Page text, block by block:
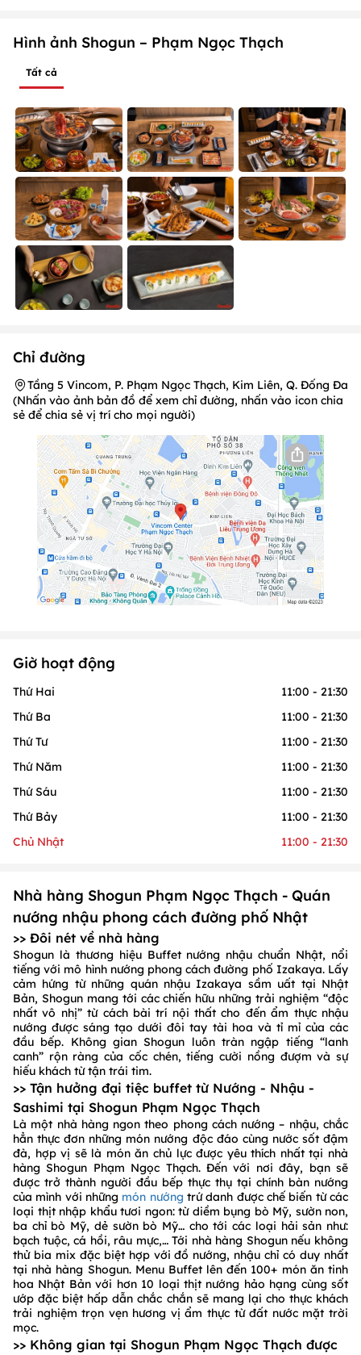
Hình ảnh Shogun – Phạm Ngọc Thạch
Tất cả
Chỉ đường
Tầng 5 Vincom, P. Phạm Ngọc Thạch, Kim Liên, Q. Đống Đa
(Nhấn vào ảnh bản đồ để xem chỉ đường, nhấn vào icon chia
sẻ để chia sẻ vị trí cho mọi người)
Giờ hoạt động
Thứ Hai
11:00 - 21:30
Thứ Ba
11:00 - 21:30
Thứ Tư
11:00 - 21:30
Thứ Năm
11:00 - 21:30
Thứ Sáu
11:00 - 21:30
Thứ Bảy
11:00 - 21:30
Chủ Nhật
11:00 - 21:30
Nhà hàng Shogun Phạm Ngọc Thạch - Quán
nướng nhậu phong cách đường phố Nhật
>> Đôi nét về nhà hàng
Shogun là thương hiệu Buffet nướng nhậu chuẩn Nhật, nổi
tiếng với mô hình nướng phong cách đường phố Izakaya. Lấy
cảm hứng từ những quán nhậu Izakaya sầm uất tại Nhật
Bản, Shogun mang tới các chiến hữu những trải nghiệm “độc
nhất vô nhị” từ cách bài trí nội thất cho đến ẩm thực nhậu
nướng được sáng tạo dưới đôi tay tài hoa và tỉ mỉ của các
đầu bếp. Không gian Shogun luôn tràn ngập tiếng “lanh
canh” rộn ràng của cốc chén, tiếng cười nồng đượm và sự
hiếu khách từ tận trái tim.
>> Tận hưởng đại tiệc buffet từ Nướng - Nhậu -
Sashimi tại Shogun Phạm Ngọc Thạch
Là một nhà hàng ngon theo phong cách nướng – nhậu, chắc
hẳn thực đơn những món nướng độc đáo cùng nước sốt đậm
đà, hợp vị sẽ là món ăn chủ lực được yêu thích nhất tại nhà
hàng Shogun Phạm Ngọc Thạch. Đến với nơi đây, bạn sẽ
được trở thành người đầu bếp thực thụ tại chính bàn nướng
của mình với những món nướng trứ danh được chế biến từ các
loại thịt nhập khẩu tươi ngon: từ diềm bụng bò Mỹ, sườn non,
ba chỉ bò Mỹ, dẻ sườn bò Mỹ… cho tới các loại hải sản như:
bạch tuộc, cá hồi, râu mực,… Tới nhà hàng Shogun nếu không
thử bia mix đặc biệt hợp với đồ nướng, nhậu chỉ có duy nhất
tại nhà hàng Shogun. Menu Buffet lên đến 100+ món ăn tinh
hoa Nhật Bản với hơn 10 loại thịt nướng hảo hạng cùng sốt
ướp đặc biệt hấp dẫn chắc chắn sẽ mang lại cho thực khách
trải nghiệm trọn vẹn hương vị ẩm thực từ đất nước mặt trời
mọc.
>> Không gian tại Shogun Phạm Ngọc Thạch được